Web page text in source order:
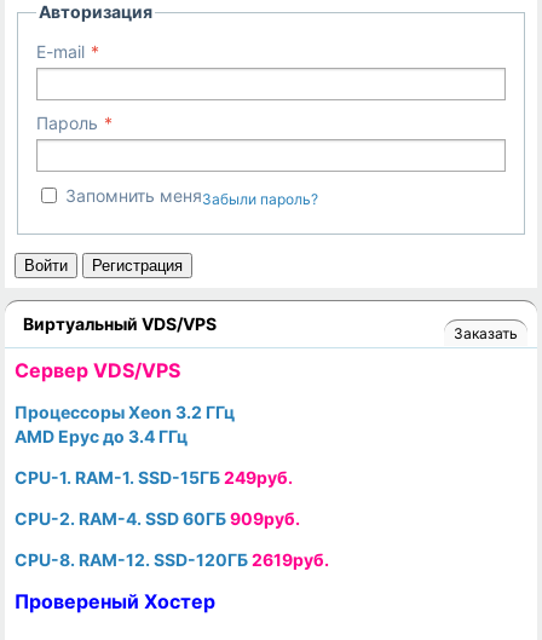
Авторизация
E-mail
Пароль
Запомнить меняЗабыли пароль?
Войти Регистрация
Виртуальный VDS/VPS Заказать
Cервер VDS/VPS
Процессоры Xeon 3.2 ГГц
AMD Epyc до 3.4 ГГц
CPU-1. RAM-1. SSD-15ГБ249руб.
CPU-2. RAM-4. SSD 60ГБ909руб.
CPU-8. RAM-12. SSD-120ГБ2619руб.
Провереный Хостер